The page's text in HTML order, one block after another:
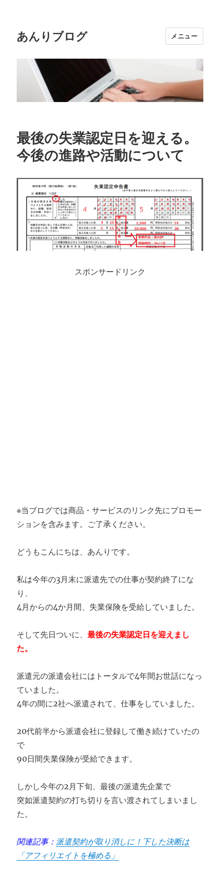
あんりブログ メニュー
最後の失業認定日を迎える。
今後の進路や活動について
スポンサードリンク
※当ブログでは商品・サービスのリンク先にプロモー
ションを含みます。ご了承ください。
どうもこんにちは、あんりです。
私は今年の3月末に派遣先での仕事が契約終了にな
り、
4月からの4か月間、失業保険を受給していました。
そして先日ついに、最後の失業認定日を迎えまし
た。
派遣元の派遣会社にはトータルで4年間お世話になっ
ていました。
4年の間に2社へ派遣されて、仕事をしていました。
20代前半から派遣会社に登録して働き続けていたの
で
90日間失業保険が受給できます。
しかし今年の2月下旬、最後の派遣先企業で
突如派遣契約の打ち切りを言い渡されてしまいまし
た。
関連記事： 派遣契約が取り消しに！下した決断は
「アフィリエイトを極める」